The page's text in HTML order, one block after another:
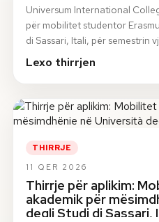
Universum International
për mobilitet studentor
di Sassari, Itali, për semestrin
Lexo thirrjen
THIRRJE
11 QER 2026
Thirrje për aplikim:
akademik për
degli Studi di Sassari,